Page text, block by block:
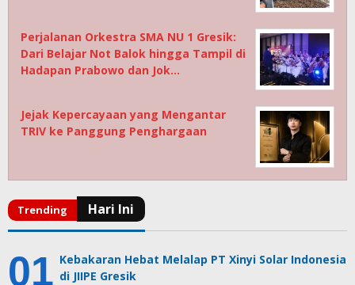
Perjalanan Orkestra SMA NU 1 Gresik:
Dari Belajar Not Balok hingga Tampil di
Hadapan Prabowo dan Jok…
Jejak Kepercayaan yang Mengantar
TRIV ke Panggung Penghargaan
Kebakaran Hebat Melalap PT Xinyi Solar Indonesia
di JIIPE Gresik